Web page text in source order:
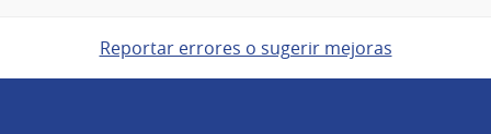
Reportar errores o sugerir mejoras